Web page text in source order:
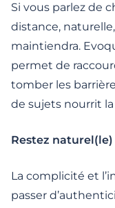
Si vous parlez de
distance,
maintiendra.
permet de
tomber les
de sujets nourrit
Restez naturel(le)
La complicité et
passer